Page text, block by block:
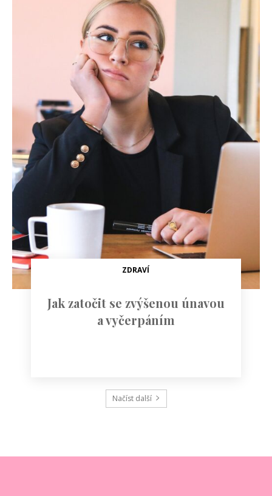
ZDRAVÍ
Jak zatočit se zvýšenou únavou
a vyčerpáním
Načíst další